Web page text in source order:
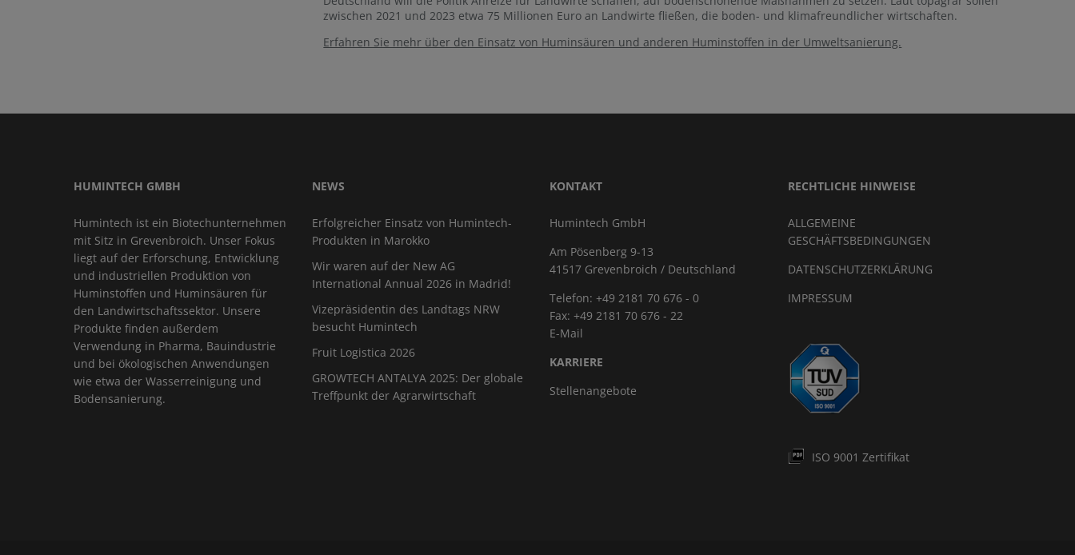
zwischen 2021 und 2023 etwa 75 Millionen Euro an Landwirte fließen, die boden- und klimafreundlicher wirtschaften.
Erfahren Sie mehr über den Einsatz von Huminsäuren und anderen Huminstoffen in der Umweltsanierung.
HUMINTECH GMBH
Humintech ist ein Biotechunternehmen
mit Sitz in Grevenbroich. Unser Fokus
liegt auf der Erforschung, Entwicklung
und industriellen Produktion von
Huminstoffen und Huminsäuren für
den Landwirtschaftssektor. Unsere
Produkte finden außerdem
Verwendung in Pharma, Bauindustrie
und bei ökologischen Anwendungen
wie etwa der Wasserreinigung und
Bodensanierung.
NEWS
Erfolgreicher Einsatz von Humintech-
Produkten in Marokko
Wir waren auf der New AG
International Annual 2026 in Madrid!
Vizepräsidentin des Landtags NRW
besucht Humintech
Fruit Logistica 2026
GROWTECH ANTALYA 2025: Der globale
Treffpunkt der Agrarwirtschaft
KONTAKT
Humintech GmbH
Am Pösenberg 9-13
41517 Grevenbroich / Deutschland
Telefon: +49 2181 70 676 - 0
Fax: +49 2181 70 676 - 22
E-Mail
KARRIERE
Stellenangebote
RECHTLICHE HINWEISE
ALLGEMEINE
GESCHÄFTSBEDINGUNGEN
DATENSCHUTZERKLÄRUNG
IMPRESSUM
ISO 9001 Zertifikat